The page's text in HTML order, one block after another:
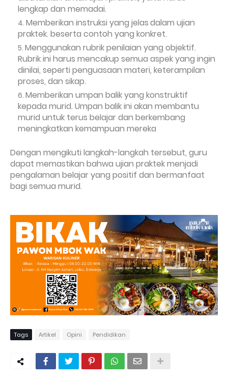
lengkap dan memadai.
Memberikan instruksi yang jelasdalam ujian
praktek. beserta contoh yang konkret.
Menggunakan rubrik penilaian yang objektif.
Rubrik ini harus mencakup semua aspek yang ingin
dinilai, seperti penguasaan materi, keterampilan
proses, dan sikap.
Memberikan umpan balik yang konstruktif
kepada murid. Umpan balik ini akan membantu
murid untuk terus belajar dan berkembang
meningkatkan kemampuan mereka
Dengan mengikuti langkah-langkah tersebut, guru
dapat memastikan bahwa ujian praktek menjadi
pengalaman belajar yang positif dan bermanfaat
bagi semua murid.
Tags Artikel Opini Pendidikan